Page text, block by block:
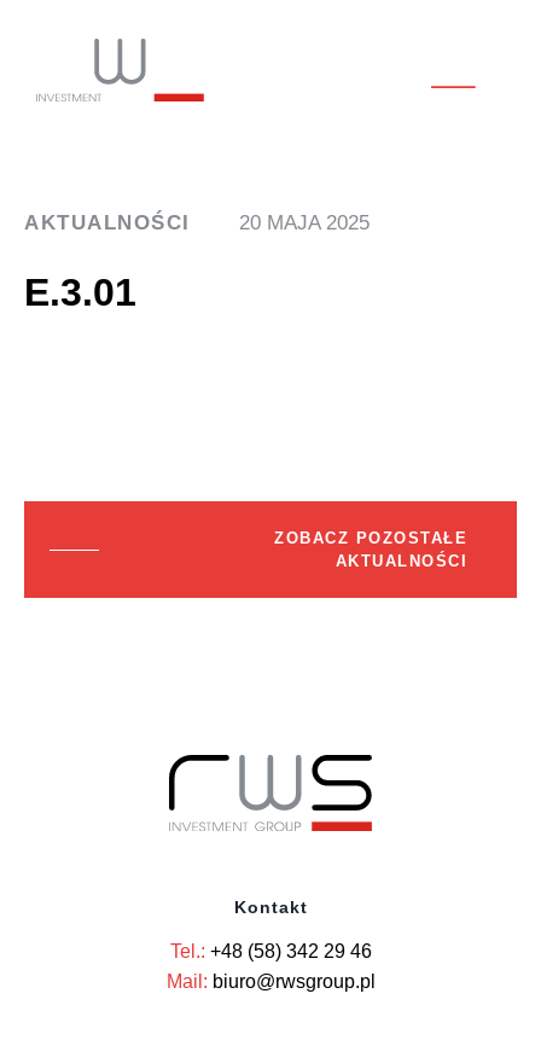
AKTUALNOŚCI 20 MAJA 2025
E.3.01
ZOBACZ POZOSTAŁE
AKTUALNOŚCI
Kontakt
Tel.: +48 (58) 342 29 46
Mail: biuro@rwsgroup.pl